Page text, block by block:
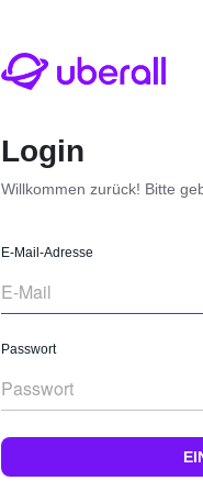
Login
Willkommen zurück! Bitte
E-Mail-Adresse
Passwort